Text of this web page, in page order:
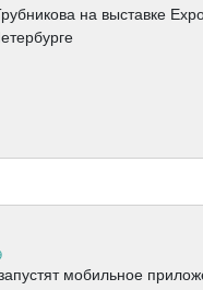
на выставке
мобильное